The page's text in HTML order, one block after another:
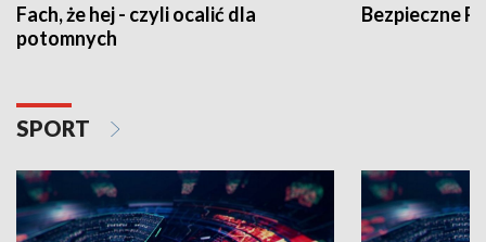
Fach, że hej - czyli ocalić dla
potomnych
Bezpieczne
SPORT